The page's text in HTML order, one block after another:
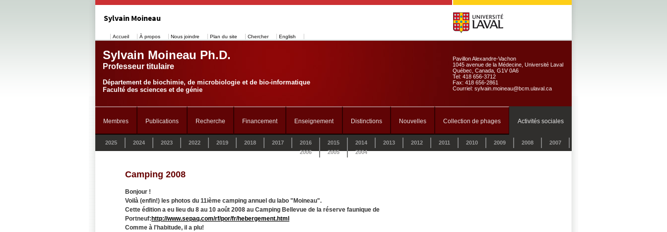
Sylvain Moineau
Accueil À propos Nous joindre Plan du site Chercher English
Sylvain Moineau Ph.D.
Professeur titulaire
Département de biochimie, de microbiologie et de bio-informatique
Faculté des sciences et de génie
Pavillon Alexandre-Vachon
1045 avenue de la Médecine, Université Laval
Québec, Canada, G1V 0A6
Tel: 418 656-3712
Fax: 418 656-2861
Courriel: sylvain.moineau@bcm.ulaval.ca
Membres Publications Recherche Financement Enseignement Distinctions Nouvelles Collection de phages Activités sociales
2025 2024 2023 2022 2019 2018 2017 2016 2015 2014 2013 2012 2011 2010 2009 2008
2007
2006
2005 2004
Camping 2008
Bonjour !
Voilà (enfin!) les photos du 11ième camping annuel du labo "Moineau".
Cette édition a eu lieu du 8 au 10 août 2008 au Camping Bellevue de la réserve faunique de
Portneuf: http://www.sepaq.com/rf/por/fr/hebergement.html
Comme à l'habitude, il a plu!